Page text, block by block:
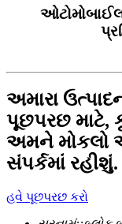
અમારા
પૂછપરછ માટે,
અમને મોકલો
સંપર્કમાં રહીશું.
હવે પૂછપરછ કરો